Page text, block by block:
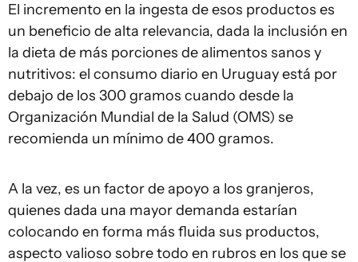
El incremento en la ingesta de esos productos es
un beneficio de alta relevancia, dada la inclusión en
la dieta de más porciones de alimentos sanos y
nutritivos: el consumo diario en Uruguay está por
debajo de los 300 gramos cuando desde la
Organización Mundial de la Salud (OMS) se
recomienda un mínimo de 400 gramos.
A la vez, es un factor de apoyo a los granjeros,
quienes dada una mayor demanda estarían
colocando en forma más fluida sus productos,
aspecto valioso sobre todo en rubros en los que se